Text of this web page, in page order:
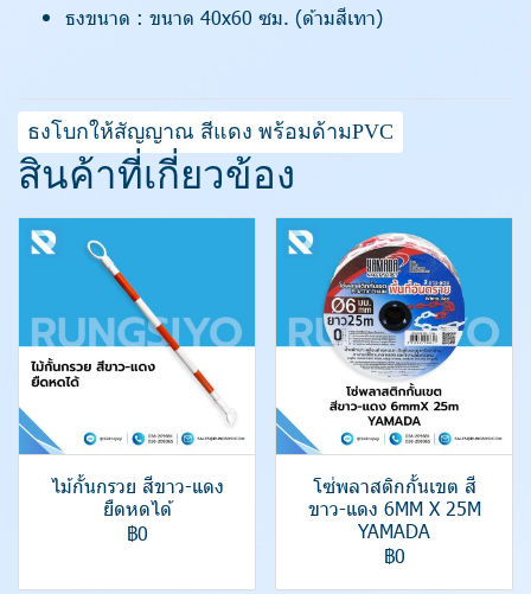
ธงขนาด : ขนาด 40x60 ซม. (ด้ามสีเทา)
ธงโบกให้สัญญาณ สีแดง พร้อมด้ามPVC
สินค้าที่เกี่ยวข้อง
ไม้กั้นกรวย สีขาว-แดง
ยืดหดได้
฿0
โซ่พลาสติกกั้นเขต สี
ขาว-แดง 6MM X 25M
YAMADA
฿0